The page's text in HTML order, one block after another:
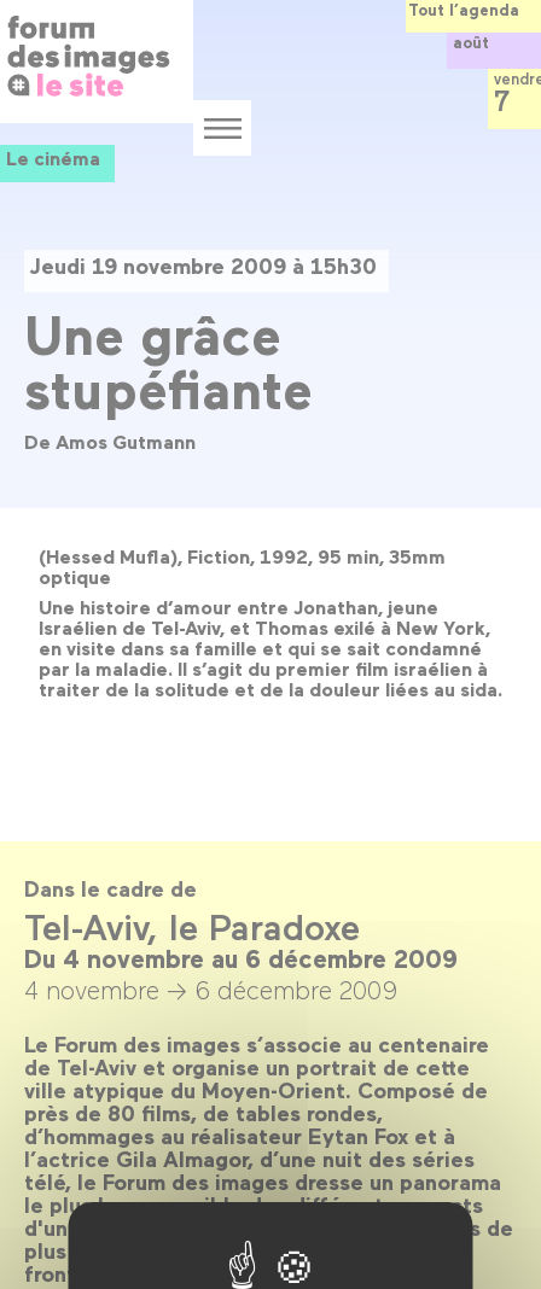
au
contenu
principal
Menu
Le cinéma
Jeudi 19 novembre 2009 à 15h30
Une grâce
stupéfiante
De Amos Gutmann
(Hessed Mufla), Fiction, 1992, 95 min, 35mm
optique
Une histoire d’amour entre Jonathan, jeune
Israélien de Tel-Aviv, et Thomas exilé à New York,
en visite dans sa famille et qui se sait condamné
par la maladie. Il s’agit du premier film israélien à
traiter de la solitude et de la douleur liées au sida.
Dans le cadre de
Tel-Aviv, le Paradoxe
Du 4 novembre au 6 décembre 2009
4 novembre → 6 décembre 2009
Le Forum des images s’associe au centenaire
de Tel-Aviv et organise un portrait de cette
ville atypique du Moyen-Orient. Composé de
près de 80 films, de tables rondes,
d’hommages au réalisateur Eytan Fox et à
l’actrice Gila Almagor, d’une nuit des séries
télé, le Forum des images dresse un panorama
le plus large possible des différents aspects
d'une ville et d’un cinéma encore jeune mais de
plus en plus reconnu en dehors de ses
frontières.
Tout l’agenda
août
7